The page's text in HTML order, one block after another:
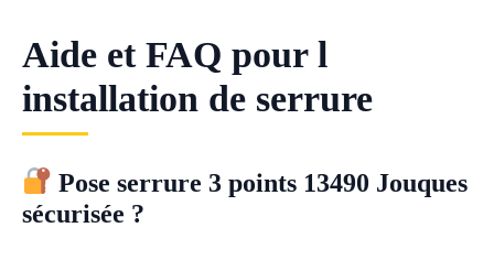
Aide et FAQ pour l
installation de serrure
Pose serrure 3 points 13490 Jouques
sécurisée ?